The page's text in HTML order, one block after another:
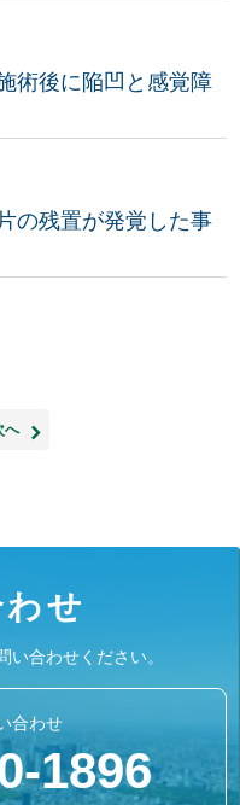
術後に陥凹と感覚障
の残置が発覚した事
へ
せ
い合わせください。
合わせ
1896